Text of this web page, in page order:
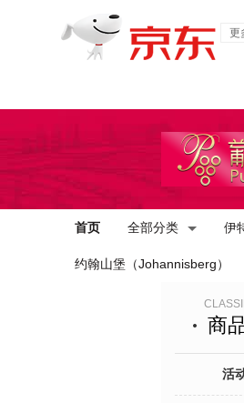
更
首页 全部分类 伊
约翰山堡（Johannisberg）
商
活